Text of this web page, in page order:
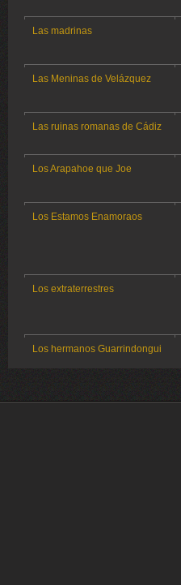
Las madrinas
Las Meninas de Velázquez
Las ruinas romanas de Cádiz
Los Arapahoe que Joe
Los Estamos Enamoraos
Los extraterrestres
Los hermanos Guarrindongui